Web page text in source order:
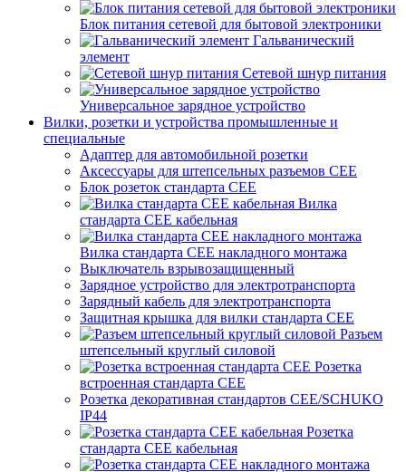
Блок питания сетевой для бытовой электроники
Гальванический
элемент
Сетевой шнур питания
Универсальное зарядное устройство
Вилки, розетки и устройства промышленные и
специальные
Адаптер для автомобильной розетки
Аксессуары для штепсельных разъемов CEE
Блок розеток стандарта CEE
Вилка
стандарта CEE кабельная
Вилка стандарта CEE накладного монтажа
Выключатель взрывозащищенный
Зарядное устройство для электротранспорта
Зарядный кабель для электротранспорта
Защитная крышка для вилки стандарта CEE
Разъем
штепсельный круглый силовой
Розетка
встроенная стандарта CEE
Розетка декоративная стандартов CEE/SCHUKO
IP44
Розетка
стандарта СЕЕ кабельная